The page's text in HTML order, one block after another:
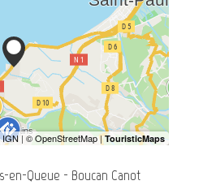
en-Queue - Boucan Canot